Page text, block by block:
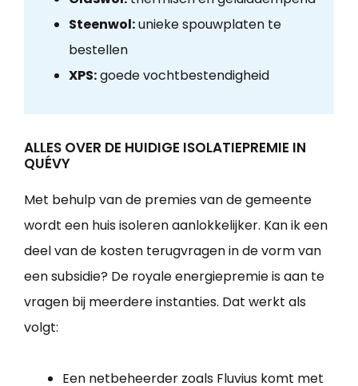
Steenwol:unieke spouwplaten te
bestellen
XPS:goede vochtbestendigheid
ALLES OVER DE HUIDIGE ISOLATIEPREMIE IN
QUÉVY
Met behulp van de premies van de gemeente
wordt een huis isoleren aanlokkelijker. Kan ik een
deel van de kosten terugvragen in de vorm van
een subsidie? De royale energiepremie is aan te
vragen bij meerdere instanties. Dat werkt als
volgt:
Een netbeheerder zoals Fluvius komt met